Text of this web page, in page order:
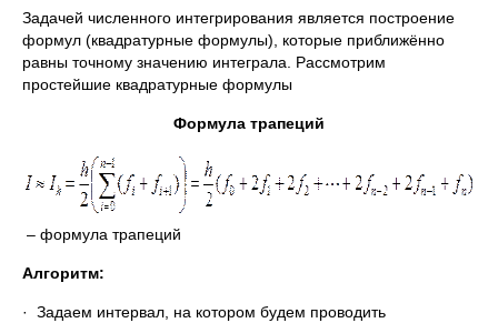
Задачей численного интегрирования является построение
формул (квадратурные формулы), которые приближённо
равны точному значению интеграла. Рассмотрим
простейшие квадратурные формулы
Формула трапеций
– формула трапеций
Алгоритм:
· Задаем интервал, на котором будем проводить